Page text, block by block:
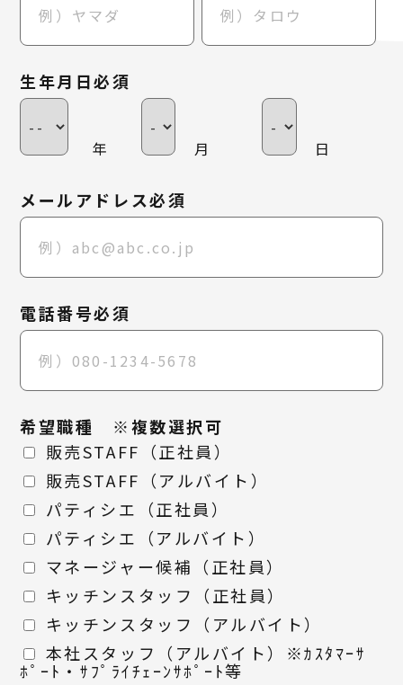
生年月日必須
年 月 日
メールアドレス必須
電話番号必須
希望職種 ※複数選択可
販売STAFF（正社員）
販売STAFF（アルバイト）
パティシエ（正社員）
パティシエ（アルバイト）
マネージャー候補（正社員）
キッチンスタッフ（正社員）
キッチンスタッフ（アルバイト）
本社スタッフ（アルバイト）※ｶｽﾀﾏｰｻ
ﾎﾟｰﾄ・ｻﾌﾟﾗｲﾁｪｰﾝｻﾎﾟｰﾄ等